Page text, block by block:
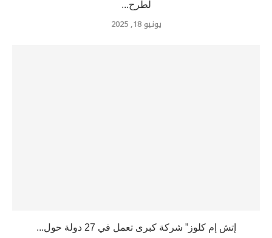
لطرح...
يونيو 18, 2025
إتش إم كلوز” شركة كبرى تعمل في 27 دولة حول...